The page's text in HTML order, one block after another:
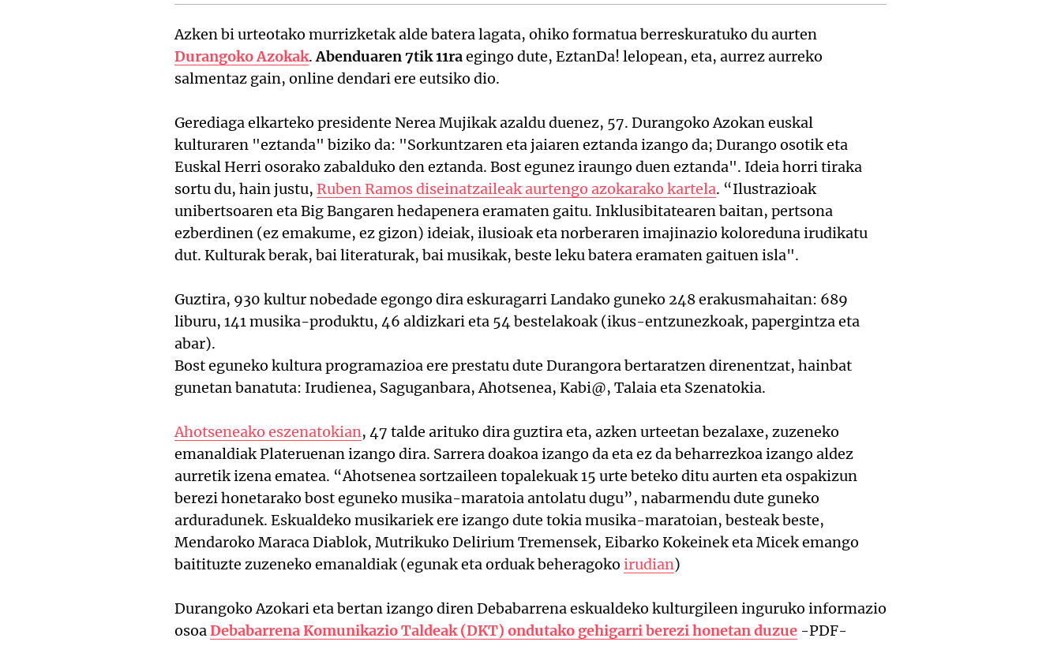
Azken bi urteotako murrizketak alde batera lagata, ohiko formatua berreskuratuko du aurten
Durangoko Azokak.Abenduaren 7tik 11raegingo dute, EztanDa! lelopean, eta, aurrez aurreko
salmentaz gain, online dendari ere eutsiko dio.
Gerediaga elkarteko presidente Nerea Mujikak azaldu duenez, 57. Durangoko Azokan euskal
kulturaren "eztanda" biziko da: "Sorkuntzaren eta jaiaren eztanda izango da; Durango osotik eta
Euskal Herri osorako zabalduko den eztanda. Bost egunez iraungo duen eztanda". Ideia horri tiraka
sortu du, hain justu, Ruben Ramos diseinatzaileak aurtengo azokarako kartela. “Ilustrazioak
unibertsoaren eta Big Bangaren hedapenera eramaten gaitu. Inklusibitatearen baitan, pertsona
ezberdinen (ez emakume, ez gizon) ideiak, ilusioak eta norberaren imajinazio koloreduna irudikatu
dut. Kulturak berak, bai literaturak, bai musikak, beste leku batera eramaten gaituen isla".
Guztira, 930 kultur nobedade egongo dira eskuragarri Landako guneko 248 erakusmahaitan: 689
liburu, 141 musika-produktu, 46 aldizkari eta 54 bestelakoak (ikus-entzunezkoak, papergintza eta
abar).
Bost eguneko kultura programazioa ere prestatu dute Durangora bertaratzen direnentzat, hainbat
gunetan banatuta: Irudienea, Saguganbara, Ahotsenea, Kabi@, Talaia eta Szenatokia.
Ahotseneako eszenatokian, 47 talde arituko dira guztira eta, azken urteetan bezalaxe, zuzeneko
emanaldiak Plateruenan izango dira. Sarrera doakoa izango da eta ez da beharrezkoa izango aldez
aurretik izena ematea. “Ahotsenea sortzaileen topalekuak 15 urte beteko ditu aurten eta ospakizun
berezi honetarako bost eguneko musika-maratoia antolatu dugu”, nabarmendu dute guneko
arduradunek. Eskualdeko musikariek ere izango dute tokia musika-maratoian, besteak beste,
Mendaroko Maraca Diablok, Mutrikuko Delirium Tremensek, Eibarko Kokeinek eta Micek emango
baitituzte zuzeneko emanaldiak (egunak eta orduak beheragoko irudian)
Durangoko Azokari eta bertan izango diren Debabarrena eskualdeko kulturgileen inguruko informazio
osoaDebabarrena Komunikazio Taldeak (DKT) ondutako gehigarri berezi honetan duzue -PDF-